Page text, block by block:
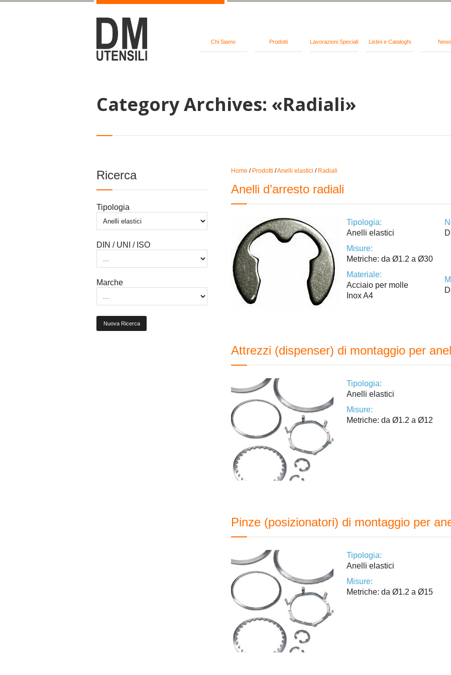
Chi Siamo Prodotti Lavorazioni Speciali Listini e Cataloghi News
Category Archives: «Radiali»
Home / Prodotti /Anelli elastici / Radiali
Anelli d’arresto radiali
Tipologia:
Anelli elastici
Misure:
Metriche: da Ø1.2 a Ø30
Materiale:
Acciaio per molle
Inox A4
Attrezzi (dispenser) di montaggio per
Tipologia:
Anelli elastici
Misure:
Metriche: da Ø1.2 a Ø12
Pinze (posizionatori) di montaggio per
Tipologia:
Anelli elastici
Misure:
Metriche: da Ø1.2 a Ø15
Ricerca
Tipologia
DIN / UNI / ISO
Marche
Nuova Ricerca